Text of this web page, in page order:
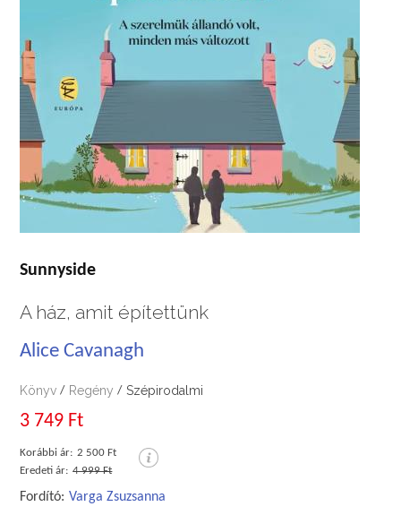
Sunnyside
A ház, amit építettünk
Alice Cavanagh
Könyv / Regény / Szépirodalmi
3 749 Ft
Korábbi ár: 2 500 Ft
Eredeti ár: 4 999 Ft
Fordító: Varga Zsuzsanna